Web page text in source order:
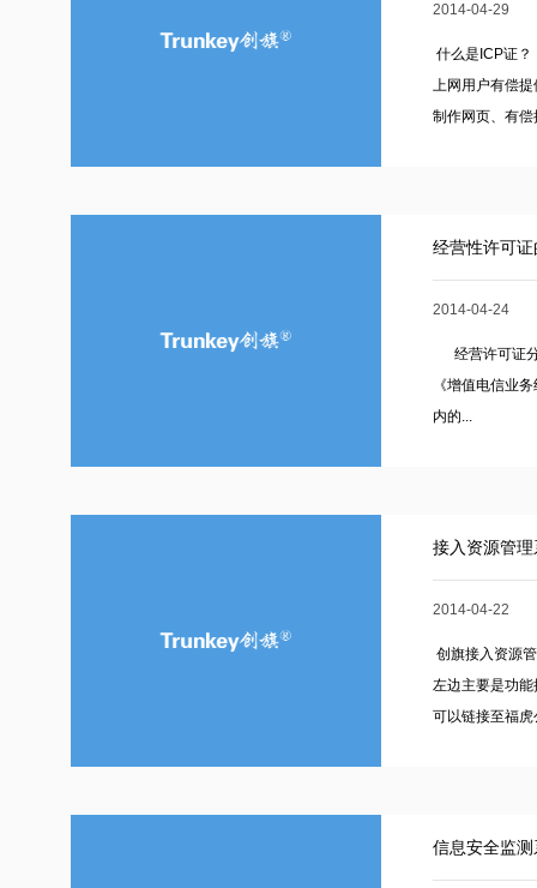
2014-04-29
什么是ICP证？
上网用户有偿
制作网页、有偿
经营性许可
2014-04-24
经营许可证分
《增值电信业
内的...
接入资源管
2014-04-22
创旗接入资源
左边主要是功
可以链接至福
信息安全监